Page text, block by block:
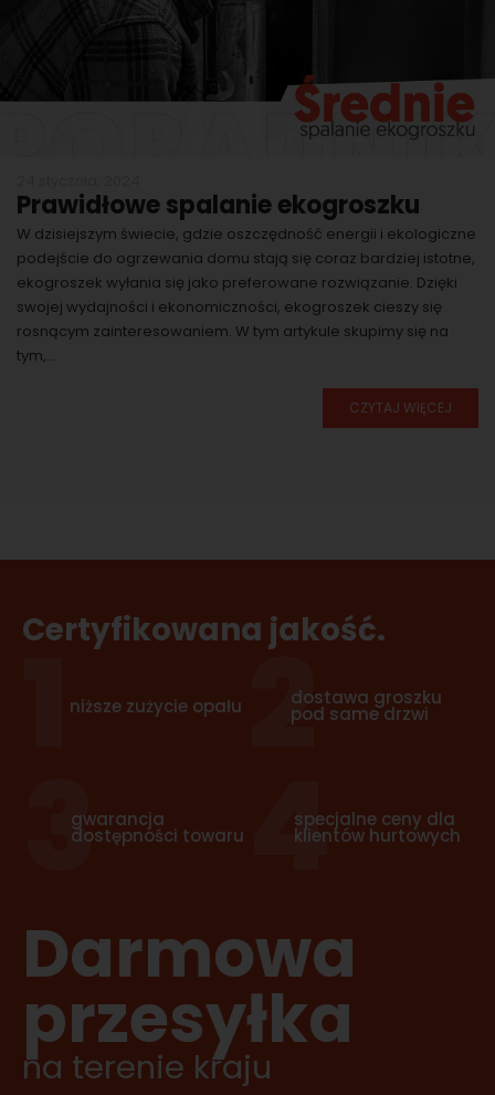
Prawidłowe spalanie ekogroszku
W dzisiejszym świecie, gdzie oszczędność energii i ekologiczne
podejście do ogrzewania domu stają się coraz bardziej istotne,
ekogroszek wyłania się jako preferowane rozwiązanie. Dzięki
swojej wydajności i ekonomiczności, ekogroszek cieszy się
rosnącym zainteresowaniem. W tym artykule skupimy się na
tym,...
CZYTAJ WIĘCEJ
Certyfikowana jakość.
niższe zużycie opału 2dostawa groszku
pod same drzwi
3
gwarancja
dostępności towaru 4
specjalne ceny dla
klientów hurtowych
Darmowa
przesyłka
na terenie kraju